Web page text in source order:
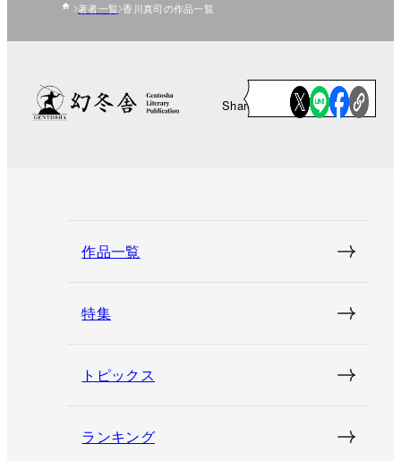
著者一覧 香川真司の作品一覧
Share
作品一覧
特集
トピックス
ランキング